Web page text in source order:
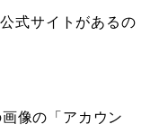
式サイトがあるの
像の「アカウン